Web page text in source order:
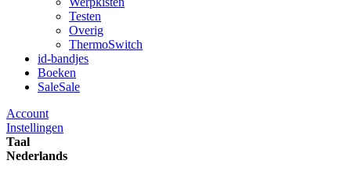
Testen
Overig
ThermoSwitch
id-bandjes
Boeken
SaleSale
Account
Instellingen
Taal
Nederlands